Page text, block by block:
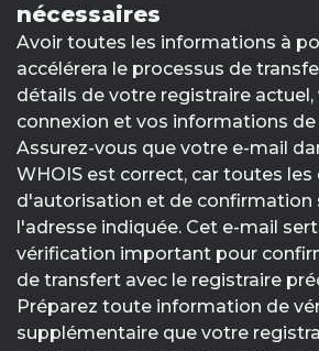
nécessaires
Avoir toutes les informations à
accélérera le processus de
détails de votre registraire
connexion et vos informations
Assurez-vous que votre e-mail
WHOIS est correct, car toutes
d'autorisation et de confirmation
l'adresse indiquée. Cet e-mail
vérification important pour
de transfert avec le registraire
Préparez toute information de
supplémentaire que votre